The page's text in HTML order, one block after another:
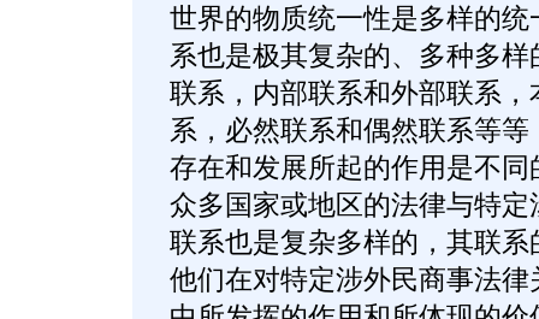
世界的物质统一性是多样的
系也是极其复杂的、多种多
联系，内部联系和外部联系
系，必然联系和偶然联系等
存在和发展所起的作用是不
众多国家或地区的法律与特
联系也是复杂多样的，其联
他们在对特定涉外民商事法